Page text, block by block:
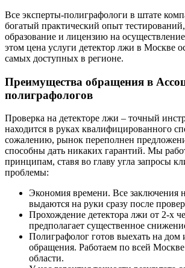
Все эксперты-полиграфологи в штате
богатый практический опыт
образование и лицензию на
этом цена услуги детектор лжи в Москве
самых доступных в регионе.
Преимущества обращения в
полиграфологов
Проверка на детекторе лжи – точный
находится в руках квалифицированного
сожалению, рынок переполнен
способны дать никаких гарантий. Мы
принципам, ставя во главу угла запросы
проблемы:
Экономия времени. Все заключения
выдаются на руки сразу после
Прохождение детектора лжи от 2-х
предполагает существенное
Полиграфолог готов выехать на дом
обращения. Работаем по всей
области.